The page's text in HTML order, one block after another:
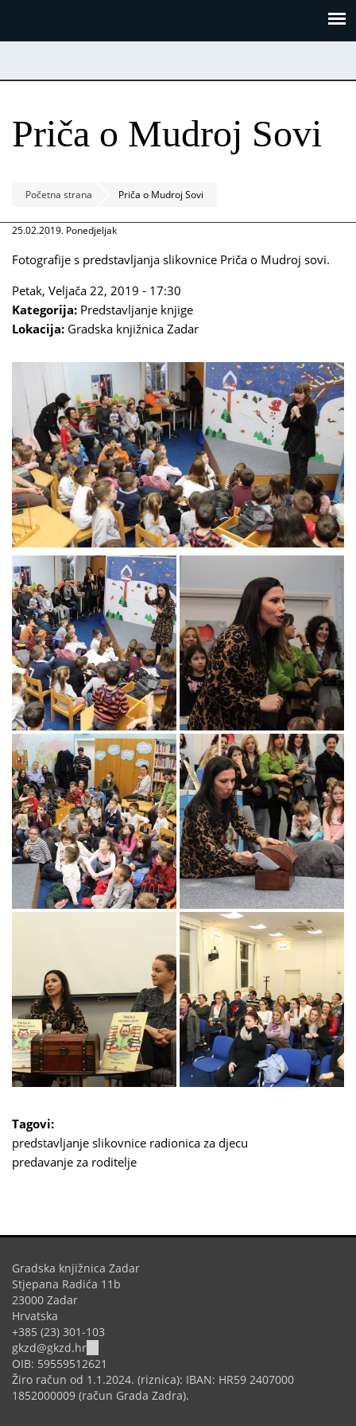
Priča o Mudroj Sovi
Početna strana Priča o Mudroj Sovi
25.02.2019. Ponedjeljak
Fotografije s predstavljanja slikovnice Priča o Mudroj sovi.
Petak, Veljača 22, 2019 - 17:30
Kategorija: Predstavljanje knjige
Lokacija: Gradska knjižnica Zadar
Tagovi:
predstavljanje slikovnice radionica za djecu
predavanje za roditelje
Gradska knjižnica Zadar
Stjepana Radića 11b
23000 Zadar
Hrvatska
+385 (23) 301-103
gkzd@gkzd.hr
sends
e-
mail)
OIB: 59559512621
Žiro račun od 1.1.2024. (riznica): IBAN: HR59 2407000
1852000009 (račun Grada Zadra).